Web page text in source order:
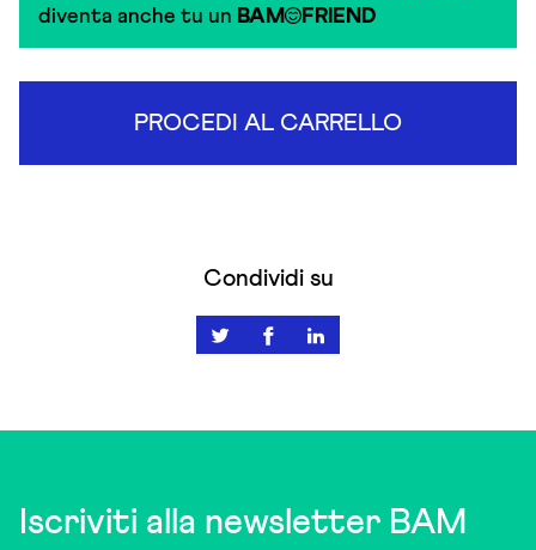
diventa anche tu un BAM FRIEND
PROCEDI AL CARRELLO
Condividi su
Iscriviti alla newsletter BAM